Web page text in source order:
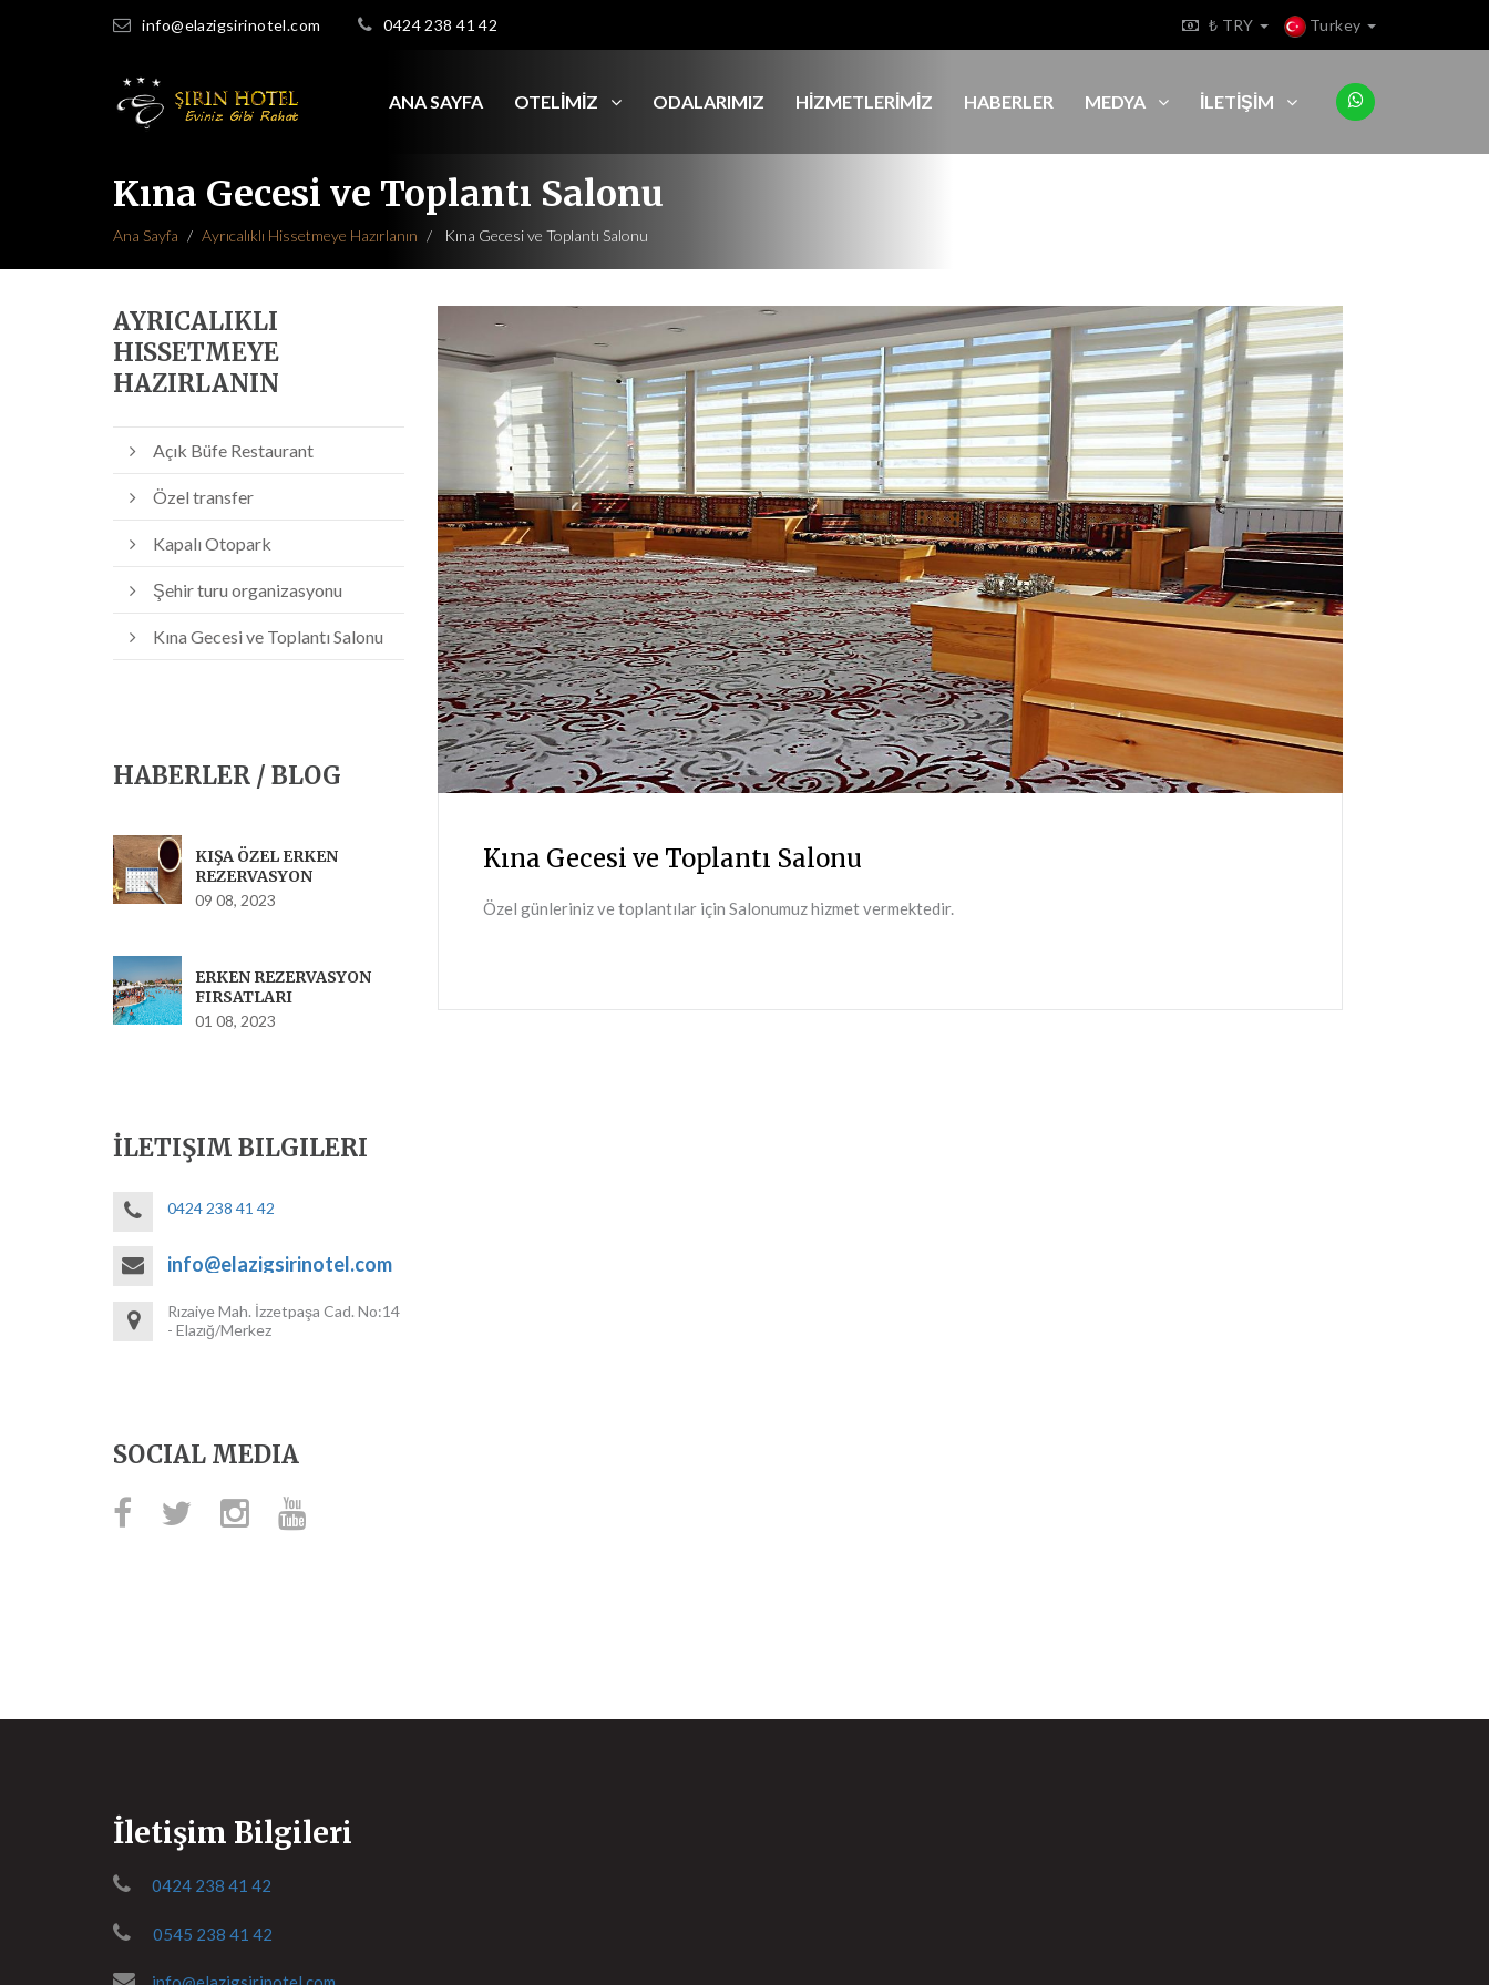
info@elazigsirinotel.com 0424 238 41 42 ₺ TRY Turkey
ANA SAYFA OTELİMİZ ODALARIMIZ HİZMETLERİMİZ HABERLER MEDYA İLETİŞİM
Kına Gecesi ve Toplantı Salonu
Ana Sayfa Ayrıcalıklı Hissetmeye Hazırlanın Kına Gecesi ve Toplantı Salonu
AYRICALIKLI
HISSETMEYE
HAZIRLANIN
Açık Büfe Restaurant
Özel transfer
Kapalı Otopark
Şehir turu organizasyonu
Kına Gecesi ve Toplantı Salonu
HABERLER / BLOG
KIŞA ÖZEL ERKEN
REZERVASYON
09 08, 2023
ERKEN REZERVASYON
FIRSATLARI
01 08, 2023
İLETIŞIM BILGILERI
0424 238 41 42
info@elazigsirinotel.com
Rızaiye Mah. İzzetpaşa Cad. No:14
- Elazığ/Merkez
SOCIAL MEDIA
Kına Gecesi ve Toplantı Salonu
Özel günleriniz ve toplantılar için Salonumuz hizmet vermektedir.
İletişim Bilgileri
0424 238 41 42
0545 238 41 42